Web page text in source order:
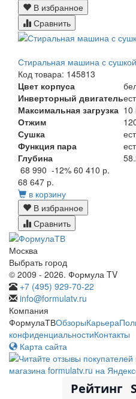
В избранное
Сравнить
Стиральная машина с
Код товара: 145813
Цвет корпуса
Инверторный двигатель
Максимальная загрузка 10
Отжим
Сушка
Функция пара
Глубина
68 990 -12% 60 410 р.
68 647 р.
в корзину
В избранное
Сравнить
Москва
Выбрать город
© 2009 - 2026. Формула TV
+7 (495) 929-70-22
info@formulatv.ru
Компания
ФормулаТВОбзорыКарьера
конфиденциальностиКонтакты
Карта сайта
Рейтинг